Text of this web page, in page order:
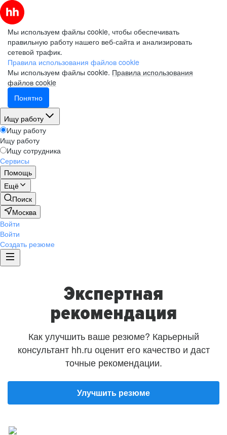
Мы используем файлы cookie, чтобы обеспечивать
правильную работу нашего веб-сайта и анализировать
сетевой трафик.
Правила использования файлов cookie
Мы используем файлы cookie. Правила использования
файлов cookie
Понятно
Ищу работу
Ищу работу
Ищу работу
Ищу сотрудника
Сервисы
Помощь
Ещё
Поиск
Москва
Войти
Войти
Создать резюме
Экспертная
рекомендация
Как улучшить ваше резюме? Карьерный
консультант hh.ru оценит его качество и даст
точные рекомендации.
Улучшить резюме